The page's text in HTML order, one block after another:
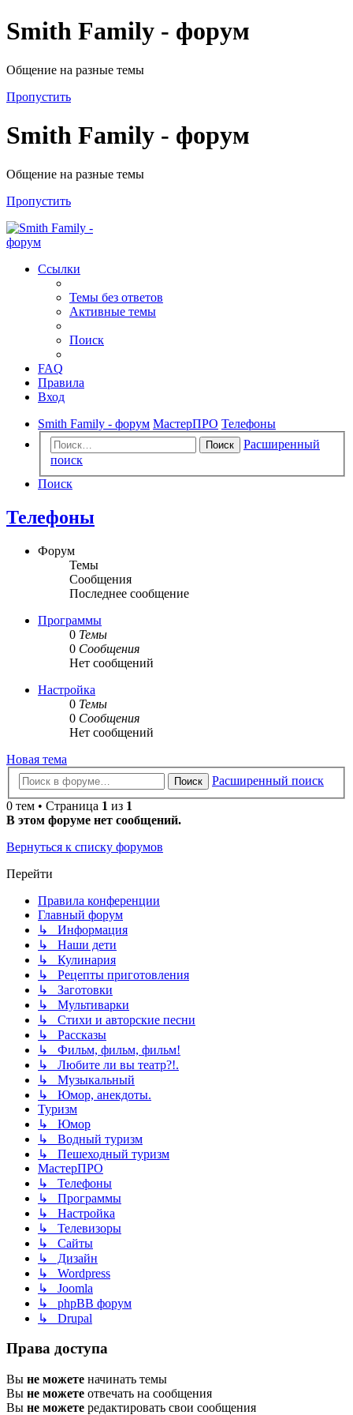
Smith Family - форум
Общение на разные темы
Пропустить
Smith Family - форум
Общение на разные темы
Пропустить
Ссылки
Темы без ответов
Активные темы
Поиск
FAQ
Правила
Вход
Smith Family - форум МастерПРО Телефоны
Поиск
Расширенный
поиск
Поиск
Телефоны
Форум
Темы
Сообщения
Последнее сообщение
Программы
0 Темы
0 Сообщения
Нет сообщений
Настройка
0 Темы
0 Сообщения
Нет сообщений
Новая тема
Поиск
Расширенный поиск
0 тем • Страница 1 из 1
В этом форуме нет сообщений.
Вернуться к списку форумов
Перейти
Правила конференции
Главный форум
↳ Информация
↳ Наши дети
↳ Кулинария
↳ Рецепты приготовления
↳ Заготовки
↳ Мультиварки
↳ Стихи и авторские песни
↳ Рассказы
↳ Фильм, фильм, фильм!
↳ Любите ли вы театр?!.
↳ Музыкальный
↳ Юмор, анекдоты.
Туризм
↳ Юмор
↳ Водный туризм
↳ Пешеходный туризм
МастерПРО
↳ Телефоны
↳ Программы
↳ Настройка
↳ Телевизоры
↳ Сайты
↳ Дизайн
↳ Wordpress
↳ Joomla
↳ phpBB форум
↳ Drupal
Права доступа
Вы не можете начинать темы
Вы не можете отвечать на сообщения
Вы не можете редактировать свои сообщения